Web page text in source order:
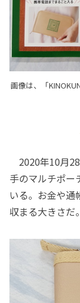
画像は、「
2020年10月
手のマルチポー
いる。お金や通
収まる大きさだ。